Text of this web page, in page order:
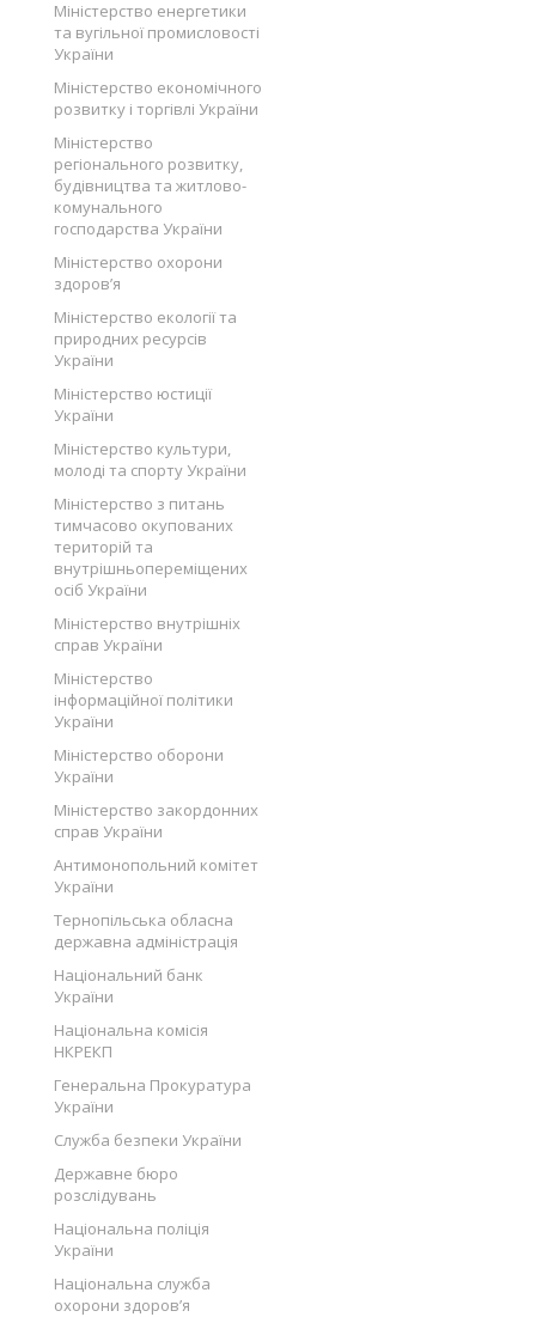
Міністерство енергетики
та вугільної промисловості
України
Міністерство економічного
розвитку і торгівлі України
Міністерство
регіонального розвитку,
будівництва та житлово-
комунального
господарства України
Міністерство охорони
здоров’я
Міністерство екології та
природних ресурсів
України
Міністерство юстиції
України
Міністерство культури,
молоді та спорту України
Міністерство з питань
тимчасово окупованих
територій та
внутрішньопереміщених
осіб України
Міністерство внутрішніх
справ України
Міністерство
інформаційної політики
України
Міністерство оборони
України
Міністерство закордонних
справ України
Антимонопольний комітет
України
Тернопільська обласна
державна адміністрація
Національний банк
України
Національна комісія
НКРЕКП
Генеральна Прокуратура
України
Служба безпеки України
Державне бюро
розслідувань
Національна поліція
України
Національна служба
охорони здоров’я